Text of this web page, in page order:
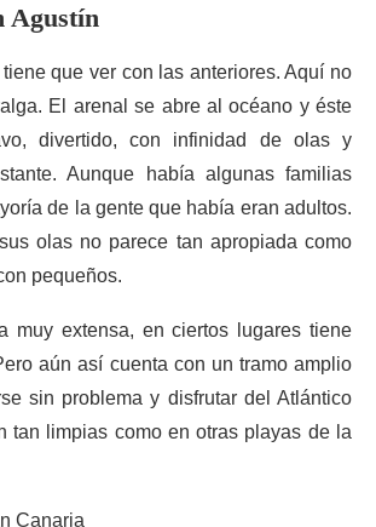
Agustín
que ver con las anteriores. Aquí no
El arenal se abre al océano y éste
divertido, con infinidad de olas y
Aunque había algunas familias
de la gente que había eran adultos.
olas no parece tan apropiada como
pequeños.
muy extensa, en ciertos lugares tiene
aún así cuenta con un tramo amplio
sin problema y disfrutar del Atlántico
tan limpias como en otras playas de la